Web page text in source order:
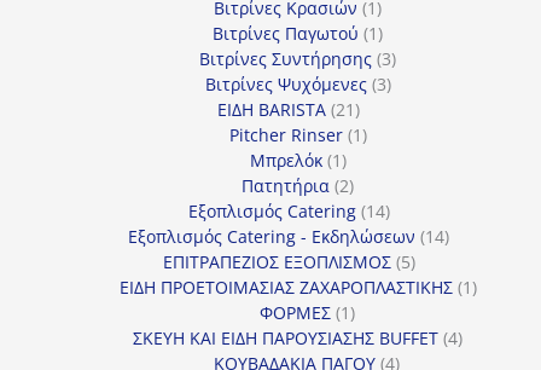
Βιτρίνες Κρασιών 11
προϊόν
Βιτρίνες Παγωτού 11
προϊόν
Βιτρίνες Συντήρησης 33
προϊόντα
Βιτρίνες Ψυχόμενες 33
ΕΙΔΗ BARISTA 2121
προϊόντα
Pitcher Rinser 11
Μπρελόκ 11
προϊόν
Πατητήρια 22
προϊόντα
Εξοπλισμός Catering 1414
προϊόντα
Εξοπλισμός Catering - Εκδηλώσεων 1414
ΕΠΙΤΡΑΠΕΖΙΟΣ ΕΞΟΠΛΙΣΜΟΣ 55
προϊόντα
ΕΙΔΗ ΠΡΟΕΤΟΙΜΑΣΙΑΣ ΖΑΧΑΡΟΠΛΑΣΤΙΚΗΣ 11
ΦΟΡΜΕΣ 11
προϊόν
ΣΚΕΥΗ ΚΑΙ ΕΙΔΗ ΠΑΡΟΥΣΙΑΣΗΣ BUFFET 44
ΚΟΥΒΑΔΑΚΙΑ ΠΑΓΟΥ 44